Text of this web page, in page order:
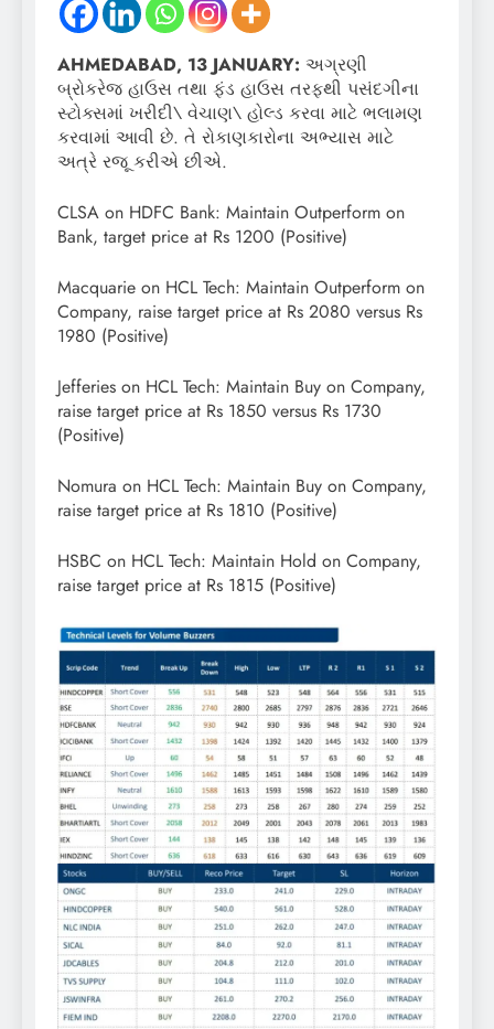
AHMEDABAD, 13 JANUARY: અગ્રણી
બ્રોકરેજ હાઉસ તથા ફંડ હાઉસ તરફથી પસંદગીના
સ્ટોક્સમાં ખરીદી\ વેચાણ\ હોલ્ડ કરવા માટે ભલામણ
કરવામાં આવી છે. તે રોકાણકારોના અભ્યાસ માટે
અત્રે રજૂ કરીએ છીએ.
CLSA on HDFC Bank: Maintain Outperform on
Bank, target price at Rs 1200 (Positive)
Macquarie on HCL Tech: Maintain Outperform on
Company, raise target price at Rs 2080 versus Rs
1980 (Positive)
Jefferies on HCL Tech: Maintain Buy on Company,
raise target price at Rs 1850 versus Rs 1730
(Positive)
Nomura on HCL Tech: Maintain Buy on Company,
raise target price at Rs 1810 (Positive)
HSBC on HCL Tech: Maintain Hold on Company,
raise target price at Rs 1815 (Positive)